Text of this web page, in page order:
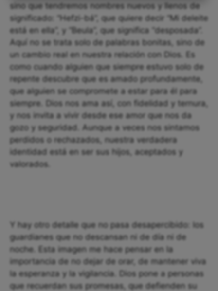
sino que tendremos nombres nuevos y llenos de
significado: “Hefzi-bá”, que quiere decir “Mi deleite
está en ella”, y “Beula”, que significa “desposada”.
Aquí no se trata solo de palabras bonitas, sino de
un cambio real en nuestra relación con Dios. Es
como cuando alguien que siempre estuvo solo de
repente descubre que es amado profundamente,
que alguien se compromete a estar para él para
siempre. Dios nos ama así, con fidelidad y ternura,
y nos invita a vivir desde ese amor que nos da
gozo y seguridad. Aunque a veces nos sintamos
perdidos o rechazados, nuestra verdadera
identidad está en ser sus hijos, aceptados y
valorados.
Y hay otro detalle que no pasa desapercibido: los
guardianes que no descansan ni de día ni de
noche. Esta imagen me hace pensar en la
importancia de no dejar de orar, de mantener viva
la esperanza y la vigilancia. Dios pone a personas
que recuerdan sus promesas, que defienden su